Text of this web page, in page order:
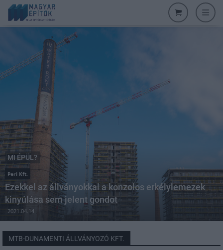
MI ÉPÜL?
Peri Kft.
Ezekkel az állványokkal a konzolos erkélylemezek
kinyúlása sem jelent gondot
2021.04.14
MTB-DUNAMENTI ÁLLVÁNYOZÓ KFT.